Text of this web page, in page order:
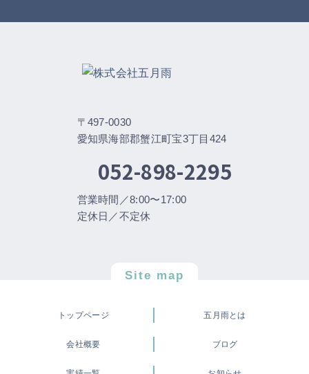
〒497-0030
愛知県海部郡蟹江町宝3丁目424
052-898-2295
営業時間／8:00〜17:00
定休日／不定休
Site map
トップページ 五月雨とは
会社概要 ブログ